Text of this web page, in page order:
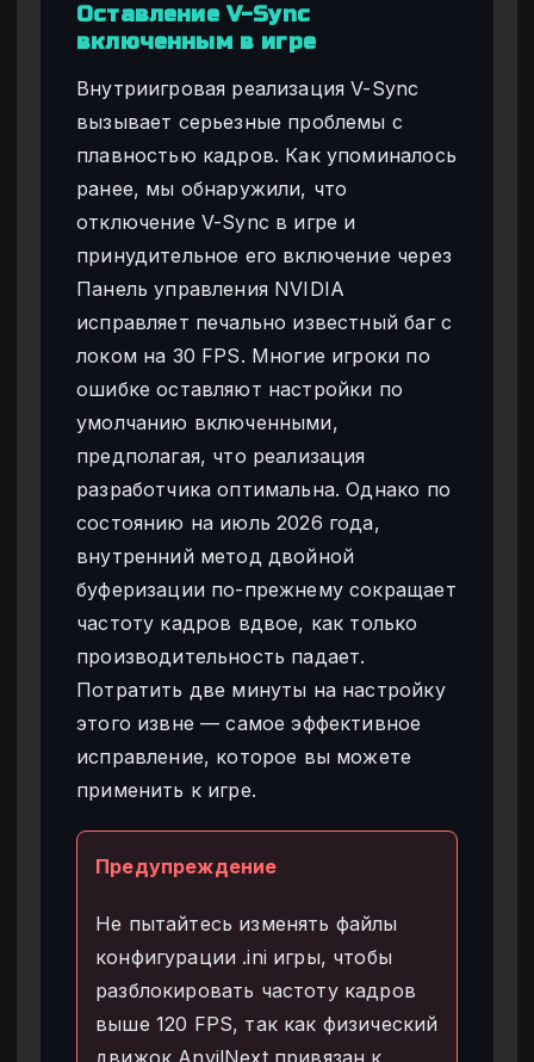
Оставление V-Sync
включенным в игре
Внутриигровая реализация V-Sync
вызывает серьезные проблемы с
плавностью кадров. Как упоминалось
ранее, мы обнаружили, что
отключение V-Sync в игре и
принудительное его включение через
Панель управления NVIDIA
исправляет печально известный баг с
локом на 30 FPS. Многие игроки по
ошибке оставляют настройки по
умолчанию включенными,
предполагая, что реализация
разработчика оптимальна. Однако по
состоянию на июль 2026 года,
внутренний метод двойной
буферизации по-прежнему сокращает
частоту кадров вдвое, как только
производительность падает.
Потратить две минуты на настройку
этого извне — самое эффективное
исправление, которое вы можете
применить к игре.
Предупреждение
Не пытайтесь изменять файлы
конфигурации .ini игры, чтобы
разблокировать частоту кадров
выше 120 FPS, так как физический
движок AnvilNext привязан к